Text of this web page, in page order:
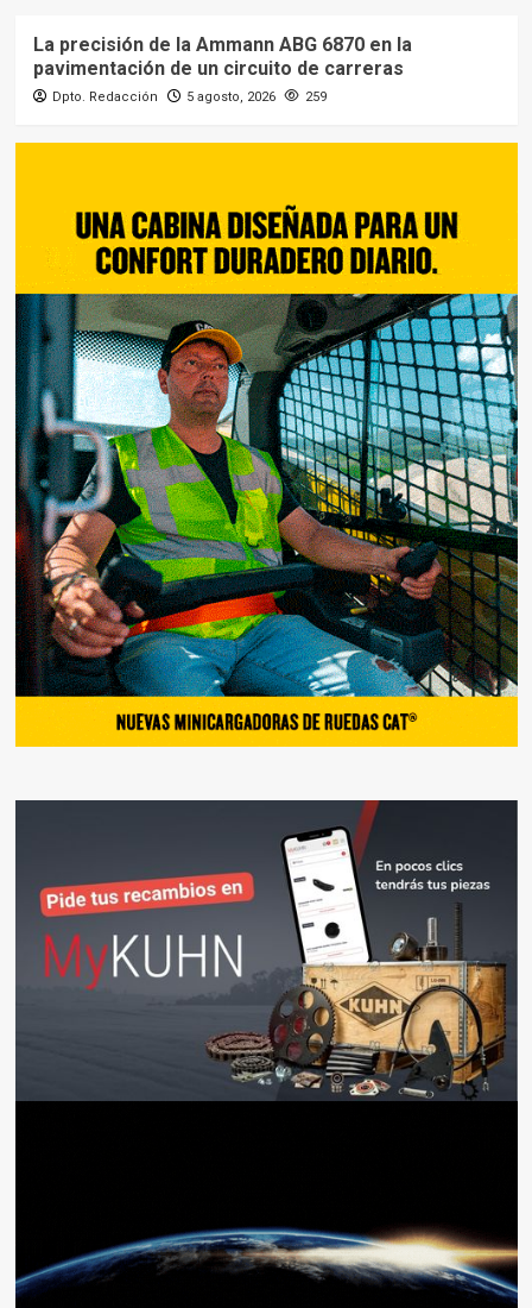
La precisión de la Ammann ABG 6870 en la
pavimentación de un circuito de carreras
Dpto. Redacción 5 agosto, 2026 259